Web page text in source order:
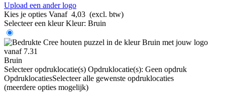
Upload een ander logo
Kies je opties Vanaf 4,03 (excl. btw)
Selecteer een kleur Kleur: Bruin
Bruin
Selecteer opdruklocatie(s) Opdruklocatie(s): Geen opdruk
OpdruklocatiesSelecteer alle gewenste opdruklocaties
(meerdere opties mogelijk)